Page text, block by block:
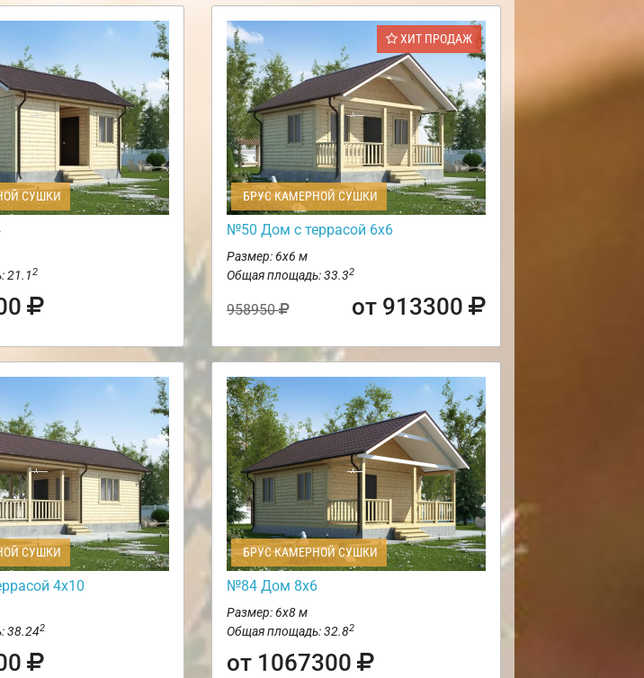
СУШКИ
21.12
ХИТ ПРОДАЖ
БРУС КАМЕРНОЙ СУШКИ
№50 Дом с террасой 6х6
Размер: 6х6 м
Общая площадь: 33.32
958950 от 913300
СУШКИ
4х10
38.242
БРУС КАМЕРНОЙ СУШКИ
№84 Дом 8х6
Размер: 6х8 м
Общая площадь: 32.82
от 1067300